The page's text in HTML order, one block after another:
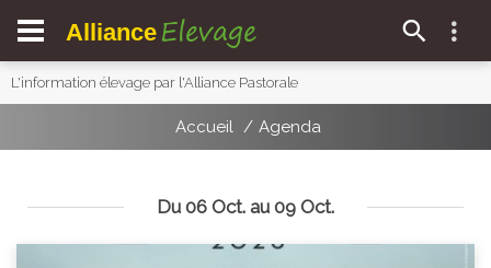
Alliance Elevage
L'information élevage par l'Alliance Pastorale
Accueil Agenda
Du 06 Oct. au 09 Oct.